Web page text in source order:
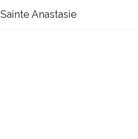
Sainte Anastasie